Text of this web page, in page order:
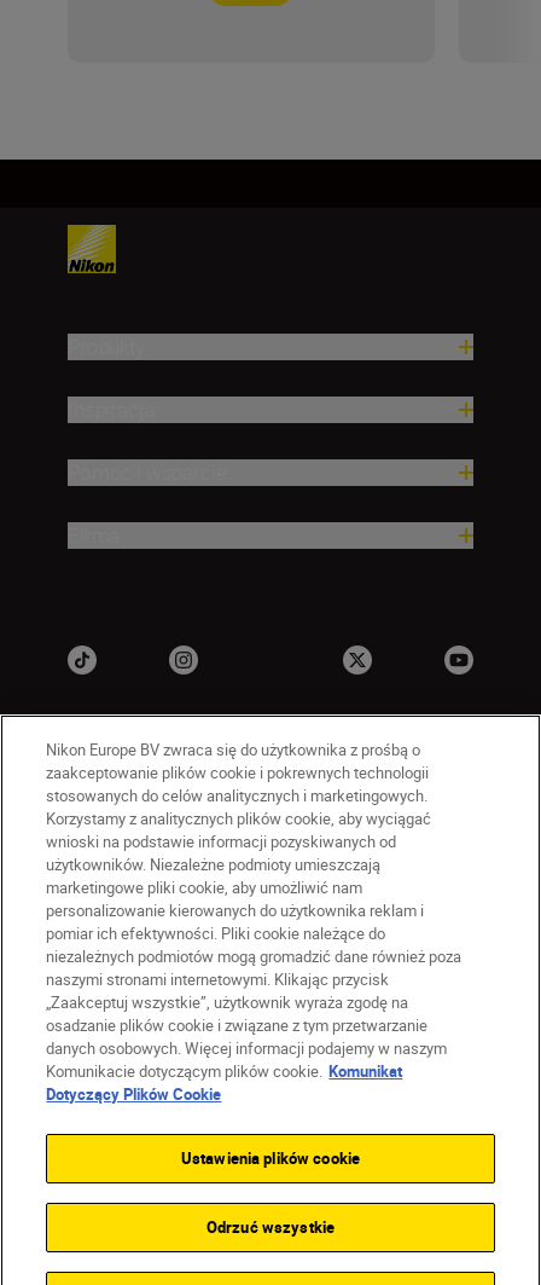
PL Nikon Sites
Skontaktuj się z nami
Oświadczenie dotyczące prywatności
Warunki użytkowania
Warunki korzystania z Nikon Store
Komunikat dotyczący plików cookie
Dostępność
Ustawienia plików cookie
© 2026 Nikon
SKIP
Nikon Europe BV zwraca się do użytkownika z prośbą o
zaakceptowanie plików cookie i pokrewnych technologii
stosowanych do celów analitycznych i marketingowych.
Korzystamy z analitycznych plików cookie, aby wyciągać
wnioski na podstawie informacji pozyskiwanych od
użytkowników. Niezależne podmioty umieszczają
marketingowe pliki cookie, aby umożliwić nam
personalizowanie kierowanych do użytkownika reklam i
pomiar ich efektywności. Pliki cookie należące do
niezależnych podmiotów mogą gromadzić dane również poza
naszymi stronami internetowymi. Klikając przycisk
„Zaakceptuj wszystkie”, użytkownik wyraża zgodę na
osadzanie plików cookie i związane z tym przetwarzanie
danych osobowych. Więcej informacji podajemy w naszym
Komunikacie dotyczącym plików cookie. Komunikat
Dotyczący Plików Cookie
Ustawienia plików cookie
Odrzuć wszystkie